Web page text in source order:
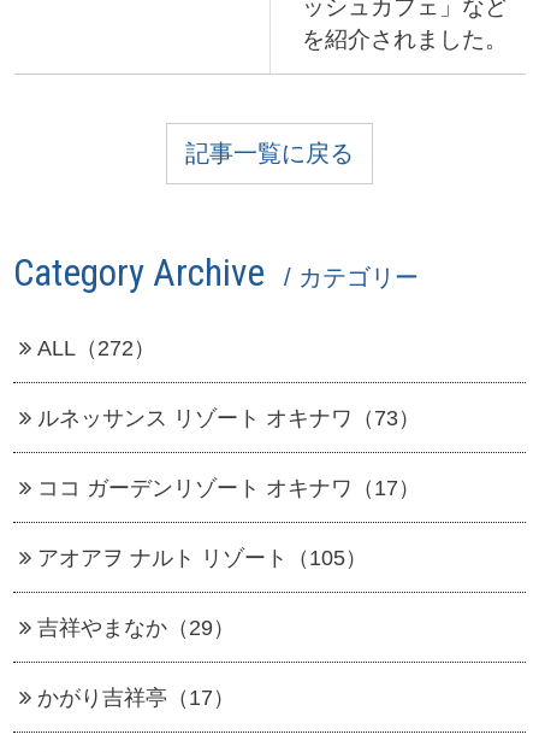
ッシュカフェ」など
を紹介されました。
記事一覧に戻る
Category Archive / カテゴリー
ALL（272）
ルネッサンス リゾート オキナワ（73）
ココ ガーデンリゾート オキナワ（17）
アオアヲ ナルト リゾート（105）
吉祥やまなか（29）
かがり吉祥亭（17）